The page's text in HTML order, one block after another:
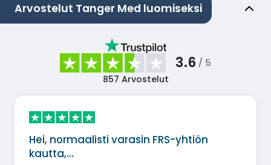
Arvostelut Tanger Med luomiseksi
3.6 / 5
857 Arvostelut
Hei, normaalisti varasin FRS-yhtiön
kautta,…